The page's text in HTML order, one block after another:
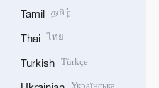
Tamil தமிழ்
Thai ไทย
Turkish Türkçe